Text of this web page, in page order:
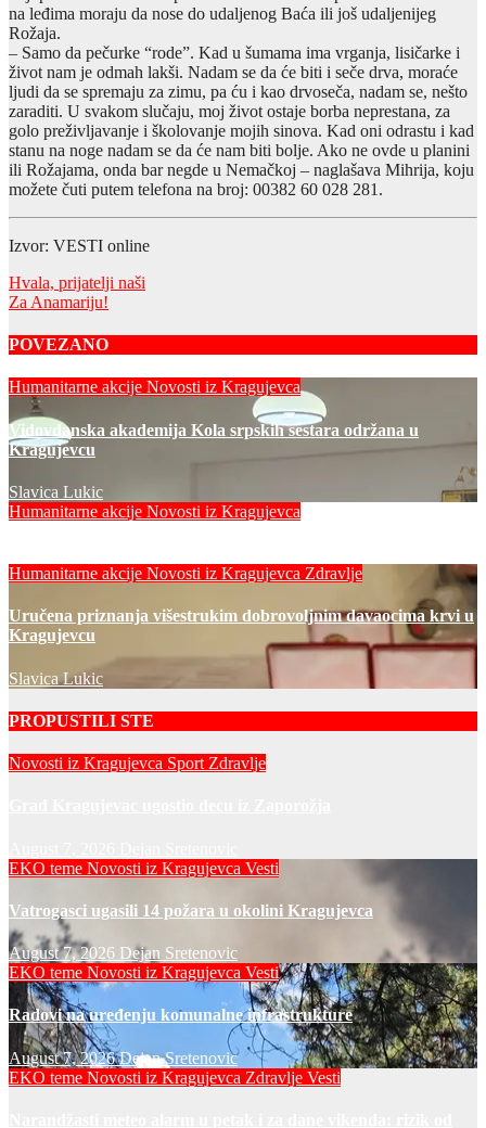
na leđima moraju da nose do udaljenog Baća ili još udaljenijeg
Rožaja.
– Samo da pečurke “rode”. Kad u šumama ima vrganja, lisičarke i
život nam je odmah lakši. Nadam se da će biti i seče drva, moraće
ljudi da se spremaju za zimu, pa ću i kao drvoseča, nadam se, nešto
zaraditi. U svakom slučaju, moj život ostaje borba neprestana, za
golo preživljavanje i školovanje mojih sinova. Kad oni odrastu i kad
stanu na noge nadam se da će nam biti bolje. Ako ne ovde u planini
ili Rožajama, onda bar negde u Nemačkoj – naglašava Mihrija, koju
možete čuti putem telefona na broj: 00382 60 028 281.
Izvor: VESTI online
Post
navigation
Hvala, prijatelji naši
Za Anamariju!
POVEZANO
Humanitarne akcije Novosti iz Kragujevca
Vidovdanska akademija Kola srpskih sestara održana u
Kragujevcu
Slavica Lukic
Humanitarne akcije Novosti iz Kragujevca
Humanitarne akcije Novosti iz Kragujevca Zdravlje
Uručena priznanja višestrukim dobrovoljnim davaocima krvi u
Kragujevcu
Slavica Lukic
PROPUSTILI STE
Novosti iz Kragujevca Sport Zdravlje
EKO teme Novosti iz Kragujevca Vesti
Vatrogasci ugasili 14 požara u okolini Kragujevca
August 7, 2026 Dejan Sretenovic
EKO teme Novosti iz Kragujevca Vesti
Radovi na uređenju komunalne infrastrukture
August 7, 2026Dejan Sretenovic
EKO teme Novosti iz Kragujevca Zdravlje Vesti